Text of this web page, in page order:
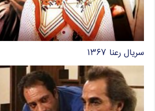
سریال رعنا ۱۳۶۷